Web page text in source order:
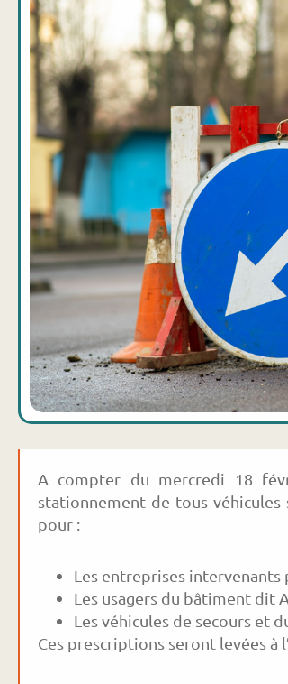
A compter du mercredi 18
stationnement de tous
pour :
Les entreprises intervenants
Les usagers du bâtiment dit
Les véhicules de secours et
Ces prescriptions seront levées à
Date